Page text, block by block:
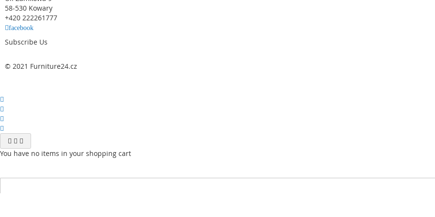
58-530 Kowary
+420 222261777
facebook
Subscribe Us
© 2021 Furniture24.cz
You have no items in your shopping cart